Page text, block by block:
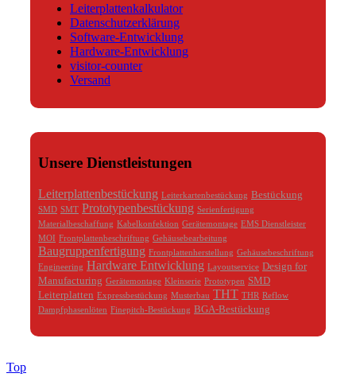
Leiterplattenkalkulator
Datenschutzerklärung
Software-Entwicklung
Hardware-Entwicklung
visitor-counter
Versand
Unsere Dienstleistungen
Leiterplattenbestückung Leiterkartenbestückung Bestückung
SMD SMT Prototypenbestückung Serienfertigung
Materialbeschaffung Kabelkonfektion Gerätemontage EMS Dienstleister
MOI Frontplattenbeschriftung Gehäusebearbeitung
Baugruppenfertigung Frontplattenherstellung Gehäusebeschriftung
Engineering Hardware Entwicklung Layoutservice Design for
Manufacturing Gerätemontage Kleinserie Prototypen SMD
Leiterplatten Expressbestückung Musterbau THT THR Reflow
Dampfphasenlöten Finepitch-Bestückung BGA-Bestückung
Top